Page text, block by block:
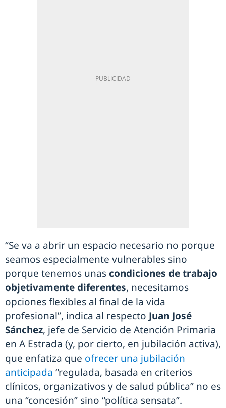
“Se va a abrir un espacio necesario no porque
seamos especialmente vulnerables sino
porque tenemos unas condiciones de trabajo
objetivamente diferentes, necesitamos
opciones flexibles al final de la vida
profesional”, indica al respecto Juan José
Sánchez, jefe de Servicio de Atención Primaria
en A Estrada (y, por cierto, en jubilación activa),
que enfatiza que ofrecer una jubilación
anticipada “regulada, basada en criterios
clínicos, organizativos y de salud pública” no es
una “concesión” sino “política sensata”.